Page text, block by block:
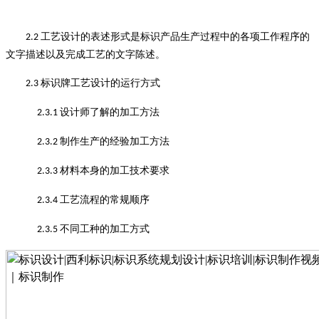
2.2 工艺设计的表述形式是标识产品生产过程中的各项工作程序的
文字描述以及完成工艺的文字陈述 。
2.3 标识牌工艺设计的运行方式
2.3.1 设计师了解的加工方法
2.3.2 制作生产的经验加工方法
2.3.3 材料本身的加工技术要求
2.3.4 工艺流程的常规顺序
2.3.5 不同工种的加工方式